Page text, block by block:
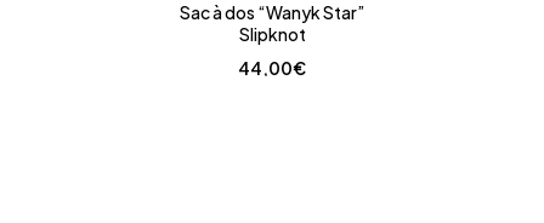
Sac à dos “Wanyk Star”
Slipknot
44,00€